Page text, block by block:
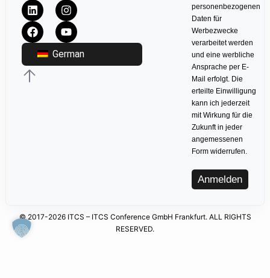
German
personenbezogenen
Daten für
Werbezwecke
verarbeitet werden
und eine werbliche
Ansprache per E-
Mail erfolgt. Die
erteilte Einwilligung
kann ich jederzeit
mit Wirkung für die
Zukunft in jeder
angemessenen
Form widerrufen.
Anmelden
© 2017-2026 ITCS – ITCS Conference GmbH Frankfurt. ALL RIGHTS
RESERVED.